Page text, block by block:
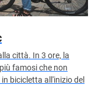
città. In 3 ore, la
famosi che non
bicicletta all'inizio del